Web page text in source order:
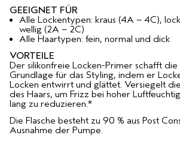
GEEIGNET FÜR
Alle Lockentypen: kraus (4A – 4C),
wellig (2A – 2C)
Alle Haartypen: fein, normal und dick
VORTEILE
Der silikonfreie Locken-Primer schafft
Grundlage für das Styling, indem er
Locken entwirrt und glättet. Versiegelt
des Haars, um Frizz bei hoher
lang zu reduzieren.*
Die Flasche besteht zu 90 % aus Post
Ausnahme der Pumpe.